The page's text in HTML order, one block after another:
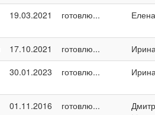
19.03.2021 готовлю...
17.10.2021 готовлю...
30.01.2023 готовлю...
01.11.2016 готовлю...